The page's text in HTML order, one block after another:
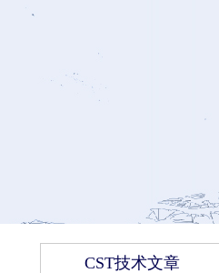
CST技术文章